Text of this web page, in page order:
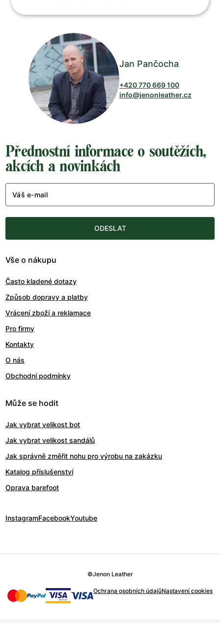
Jan Pančocha
+420 770 669 100
info@jenonleather.cz
Přednostní informace o soutěžích,
akcích a novinkách
Váš e-mail
ODESLAT
Vše o nákupu
Často kladené dotazy
Způsob dopravy a platby
Vrácení zboží a reklamace
Pro firmy
Kontakty
O nás
Obchodní podmínky
Může se hodit
Jak vybrat velikost bot
Jak vybrat velikost sandálů
Jak správně změřit nohu pro výrobu na zakázku
Katalog příslušenství
Oprava barefoot
InstagramFacebookYoutube
©Jenon Leather
Ochrana osobních údajůNastavení cookies